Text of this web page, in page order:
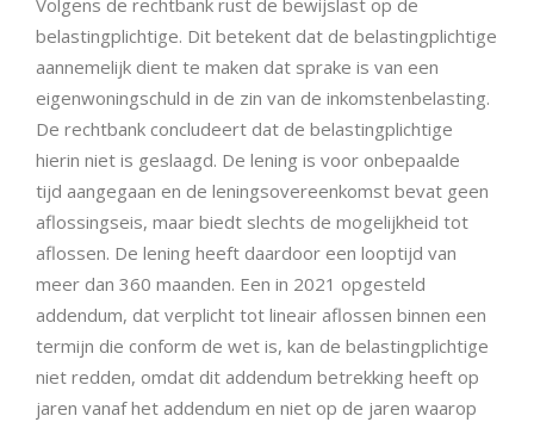
Volgens de rechtbank rust de bewijslast op de
belastingplichtige. Dit betekent dat de belastingplichtige
aannemelijk dient te maken dat sprake is van een
eigenwoningschuld in de zin van de inkomstenbelasting.
De rechtbank concludeert dat de belastingplichtige
hierin niet is geslaagd. De lening is voor onbepaalde
tijd aangegaan en de leningsovereenkomst bevat geen
aflossingseis, maar biedt slechts de mogelijkheid tot
aflossen. De lening heeft daardoor een looptijd van
meer dan 360 maanden. Een in 2021 opgesteld
addendum, dat verplicht tot lineair aflossen binnen een
termijn die conform de wet is, kan de belastingplichtige
niet redden, omdat dit addendum betrekking heeft op
jaren vanaf het addendum en niet op de jaren waarop